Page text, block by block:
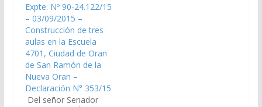
Presupuestarias
necesarias para el
costo que demande la
Construcción de un
espacio destinado a
deposito en la Escuela
4701, Ciudad de Oran…
Expte. Nº 90-24.122/15
– 03/09/2015 –
Construcción de tres
aulas en la Escuela
4701, Ciudad de Oran
de San Ramón de la
Nueva Oran –
Declaración N° 353/15
Del señor Senador